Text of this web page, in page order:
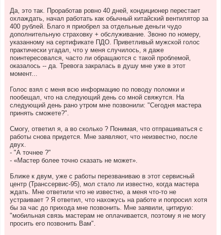
Да, это так. Проработав ровно 40 дней, кондиционер перестает
охлаждать, начал работать как обычный китайский вентилятор за
400 рублей. Благо я приобрел за отдельные деньги чудо
дополнительную страховку + обслуживание. Звоню по номеру,
указанному на сертификате ПДО. Приветливый мужской голос
практически угадал, что у меня случилось, я даже
поинтересовался, часто ли обращаются с такой проблемой,
оказалось -- да. Тревога закралась в душу мне уже в этот
момент...
Голос взял с меня всю информацию по поводу поломки и
пообещал, что на следующий день со мной свяжутся. На
следующий день рано утром мне позвонили: "Сегодня мастера
принять сможете?".
Смогу, ответил я, а во сколько ? Понимая, что отпрашиваться с
работы снова придется. Мне заявляют, что неизвестно, после
двух.
- "А точнее ?"
- «Мастер более точно сказать не может».
Ближе к двум, уже с работы перезваниваю в этот сервисный
центр (Транссервис-95), мол стало ли известно, когда мастера
ждать. Мне ответили что не известно, а меня что-то не
устраивает ? Я ответил, что нахожусь на работе и попросил хотя
бы за час до прихода мне позвонить. Мне заявили, цитирую:
"мобильная связь мастерам не оплачивается, поэтому я не могу
просить его позвонить Вам".